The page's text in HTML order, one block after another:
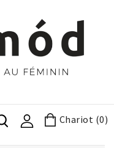
Chariot (0)